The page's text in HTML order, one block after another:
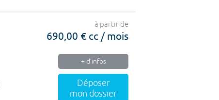
à partir de
690,00 € cc / mois
+ d'infos
Déposer
mon dossier